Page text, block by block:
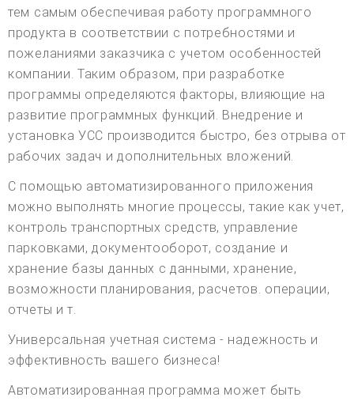
тем самым обеспечивая работу программного
продукта в соответствии с потребностями и
пожеланиями заказчика с учетом особенностей
компании. Таким образом, при разработке
программы определяются факторы, влияющие на
развитие программных функций. Внедрение и
установка УСС производится быстро, без отрыва от
рабочих задач и дополнительных вложений.
С помощью автоматизированного приложения
можно выполнять многие процессы, такие как учет,
контроль транспортных средств, управление
парковками, документооборот, создание и
хранение базы данных с данными, хранение,
возможности планирования, расчетов. операции,
отчеты и т.
Универсальная учетная система - надежность и
эффективность вашего бизнеса!
Автоматизированная программа может быть